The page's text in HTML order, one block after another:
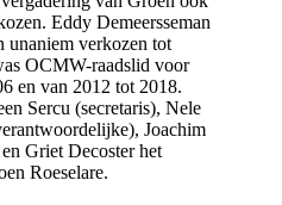
Eddy Demeersseman
unaniem verkozen tot
OCMW-raadslid voor
en van 2012 tot 2018.
Sercu (secretaris), Nele
Joachim
Griet Decoster het
Roeselare.